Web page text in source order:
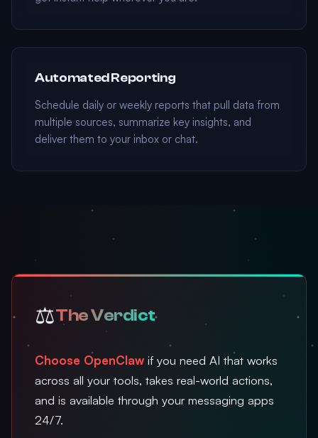
Automated Reporting
Schedule daily or weekly reports that pull data from
multiple sources, summarize key insights, and
deliver them to your inbox or chat.
⚖️The Verdict
Choose OpenClaw if you need AI that works
across all your tools, takes real-world actions,
and is available through your messaging apps
24/7.